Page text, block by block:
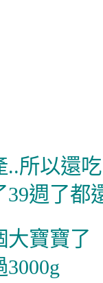
所以還
週了都
大寶寶了